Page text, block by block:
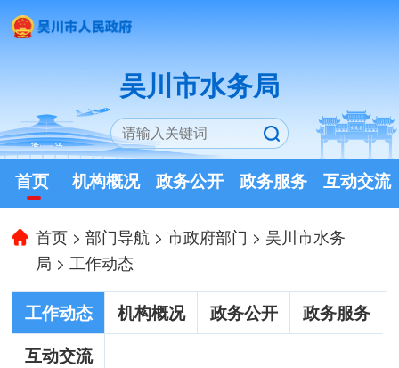
吴川市水务局
首页 机构概况 政务公开 政务服务 互动交流
首页 >部门导航 >市政府部门 > 吴川市水务
局 > 工作动态
工作动态 机构概况 政务公开
政务服务
互动交流